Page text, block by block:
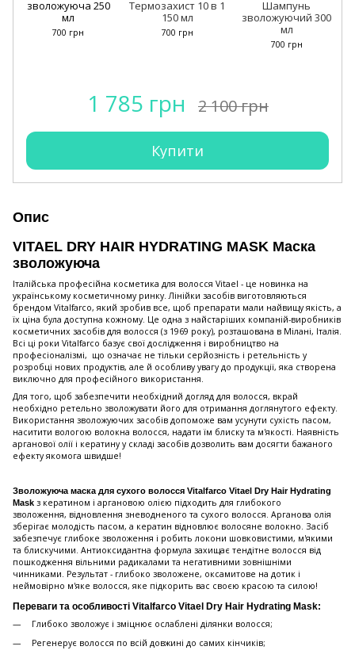
зволожуюча 250
мл
700 грн
Термозахист 10 в 1
150 мл
700 грн
Шампунь
зволожуючий 300
мл
700 грн
1 785 грн 2 100 грн
Купити
Опис
VITAEL DRY HAIR HYDRATING MASK Маска
зволожуюча
Італійська професійна косметика для волосся Vitael - це новинка на
українському косметичному ринку. Лінійки засобів виготовляються
брендом Vitalfarco, який зробив все, щоб препарати мали найвищу якість, а
їх ціна була доступна кожному. Це одна з найстаріших компаній-виробників
косметичних засобів для волосся (з 1969 року), розташована в Мілані, Італія.
Всі ці роки Vitalfarco базує свої дослідження і виробництво на
професіоналізмі, що означає не тільки серйозність і ретельність у
розробці нових продуктів, але й особливу увагу до продукції, яка створена
виключно для професійного використання.
Для того, щоб забезпечити необхідний догляд для волосся, вкрай
необхідно ретельно зволожувати його для отримання доглянутого ефекту.
Використання зволожуючих засобів допоможе вам усунути сухість пасом,
наситити вологою волокна волосся, надати їм блиску та м'якості. Наявність
арганової олії і кератину у складі засобів дозволить вам досягти бажаного
ефекту якомога швидше!
Зволожуюча маска для сухого волосся Vitalfarco Vitael Dry Hair Hydrating
Mask з кератином і аргановою олією підходить для глибокого
зволоження, відновлення зневодненого та сухого волосся. Арганова олія
зберігає молодість пасом, а кератин відновлює волосяне волокно. Засіб
забезпечує глибоке зволоження і робить локони шовковистими, м'якими
та блискучими. Антиоксидантна формула захищає тендітне волосся від
пошкодження вільними радикалами та негативними зовнішніми
чинниками. Результат - глибоко зволожене, оксамитове на дотик і
неймовірно м'яке волосся, яке підкорить вас своєю красою та силою!
Переваги та особливості Vitalfarco Vitael Dry Hair Hydrating Mask:
Глибоко зволожує і зміцнює ослаблені ділянки волосся;
Регенерує волосся по всій довжині до самих кінчиків;